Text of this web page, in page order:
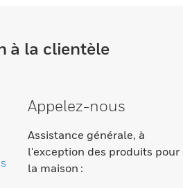
à la clientèle
Appelez-nous
Assistance générale, à
l'exception des produits pour
la maison :